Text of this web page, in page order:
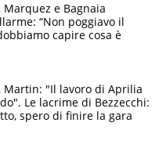
Marquez e Bagnaia
“Non poggiavo il
capire cosa è
Martin: "Il lavoro di Aprilia
Le lacrime di Bezzecchi:
spero di finire la gara